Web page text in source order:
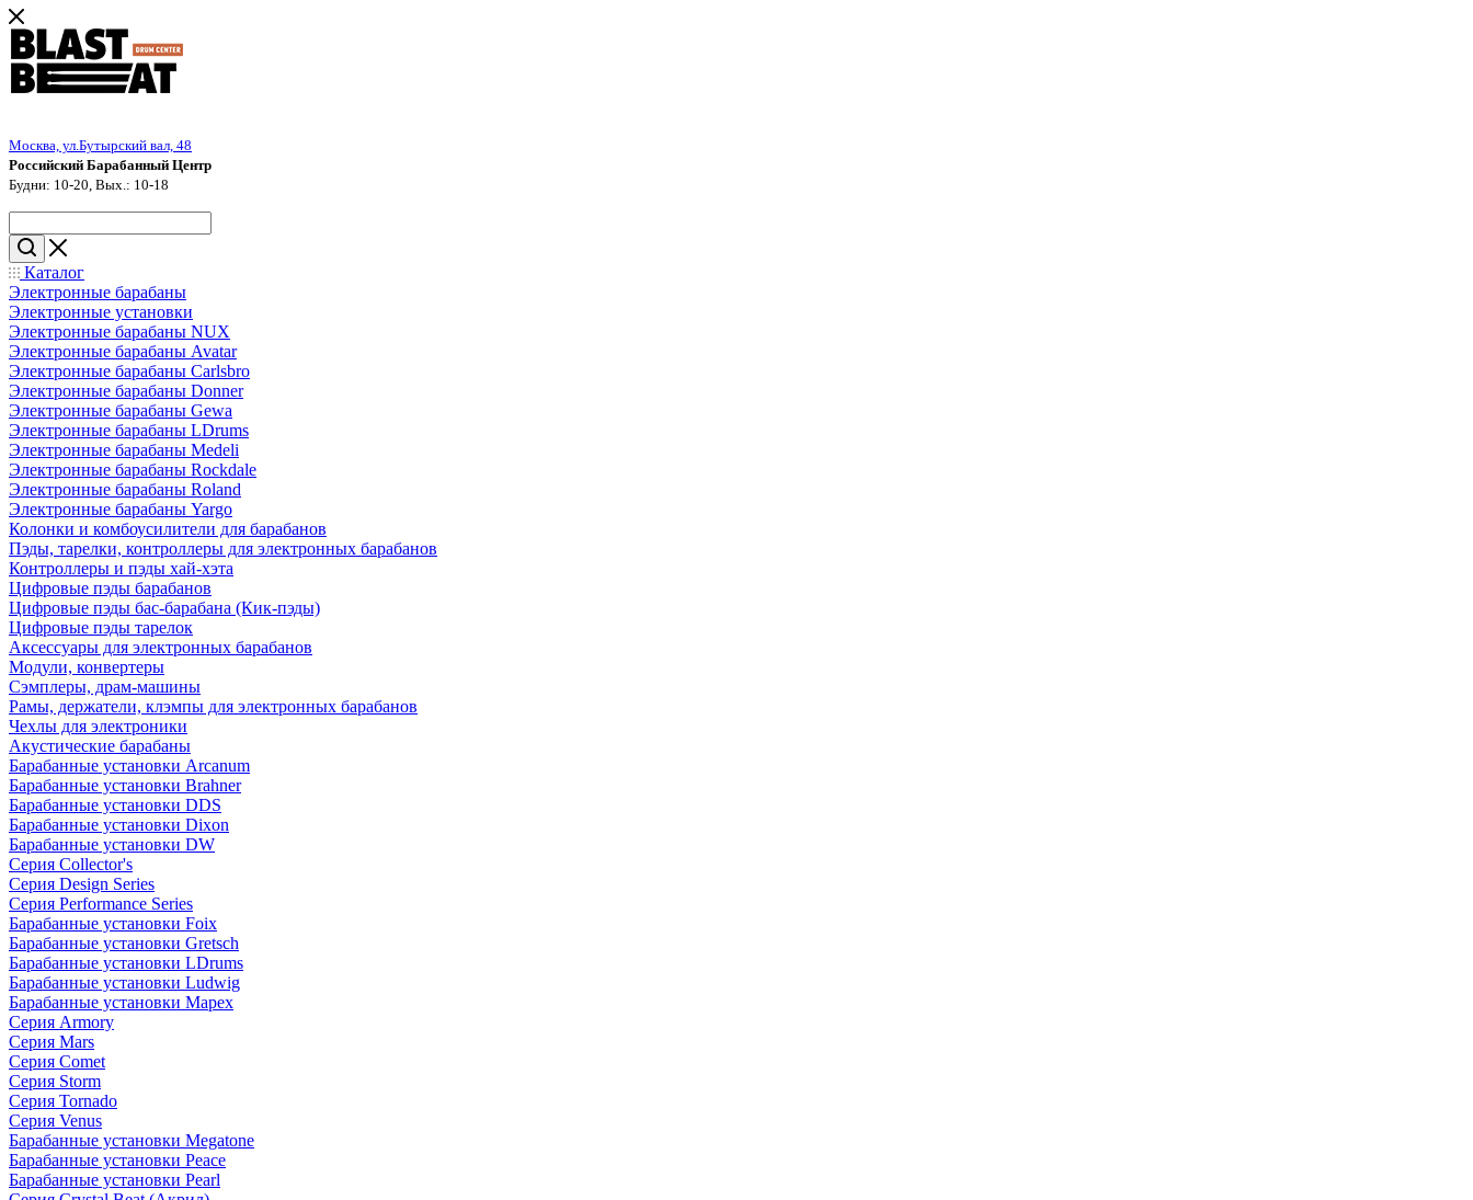
Москва, ул.Бутырский вал, 48
Российский Барабанный Центр
Будни: 10-20, Вых.: 10-18
Каталог
Электронные барабаны
Электронные установки
Электронные барабаны NUX
Электронные барабаны Avatar
Электронные барабаны Carlsbro
Электронные барабаны Donner
Электронные барабаны Gewa
Электронные барабаны LDrums
Электронные барабаны Medeli
Электронные барабаны Rockdale
Электронные барабаны Roland
Электронные барабаны Yargo
Колонки и комбоусилители для барабанов
Пэды, тарелки, контроллеры для электронных барабанов
Контроллеры и пэды хай-хэта
Цифровые пэды барабанов
Цифровые пэды бас-барабана (Кик-пэды)
Цифровые пэды тарелок
Аксессуары для электронных барабанов
Модули, конвертеры
Сэмплеры, драм-машины
Рамы, держатели, клэмпы для электронных барабанов
Чехлы для электроники
Акустические барабаны
Барабанные установки Arcanum
Барабанные установки Brahner
Барабанные установки DDS
Барабанные установки Dixon
Барабанные установки DW
Серия Collector's
Серия Design Series
Серия Performance Series
Барабанные установки Foix
Барабанные установки Gretsch
Барабанные установки LDrums
Барабанные установки Ludwig
Барабанные установки Mapex
Серия Armory
Серия Mars
Серия Comet
Серия Storm
Серия Tornado
Серия Venus
Барабанные установки Megatone
Барабанные установки Peace
Барабанные установки Pearl